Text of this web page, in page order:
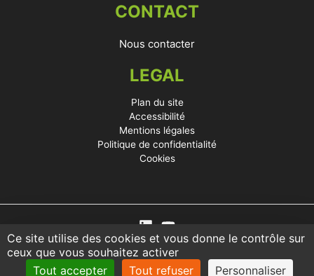
Ce site utilise des cookies et vous donne le contrôle sur
ceux que vous souhaitez activer
Tout accepter
Tout refuser Personnaliser
CONTACT
Nous contacter
LEGAL
Plan du site
Accessibilité
Mentions légales
Politique de confidentialité
Cookies